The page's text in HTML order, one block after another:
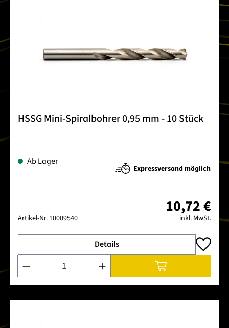
HSSG Mini-Spiralbohrer 0,95 mm - 10 Stück
Ab Lager
Expressversand möglich
Artikel-Nr. 10009540
10,72 €
inkl. MwSt.
Details
Produkt Anzahl: Gib den gewünschten Wert ein oder